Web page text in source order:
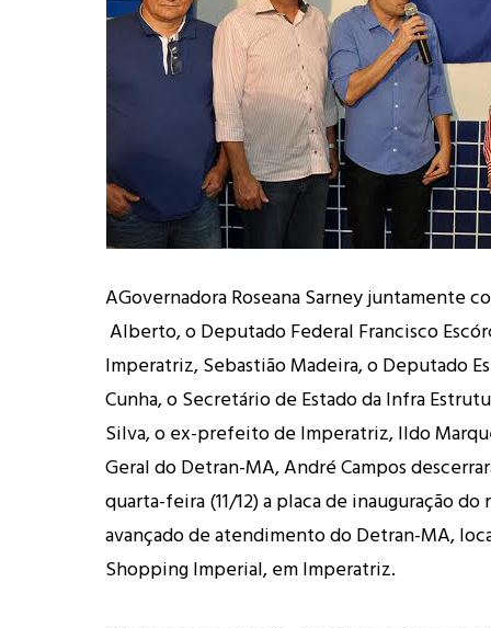
AGovernadora Roseana Sarney juntamente
Alberto, o Deputado Federal Francisco
Imperatriz, Sebastião Madeira, o Deputado
Cunha, o Secretário de Estado da Infra
Silva, o ex-prefeito de Imperatriz, Ildo
Geral do Detran-MA, André Campos
quarta-feira (11/12) a placa de inauguração
avançado de atendimento do Detran-MA,
Shopping Imperial, em Imperatriz.